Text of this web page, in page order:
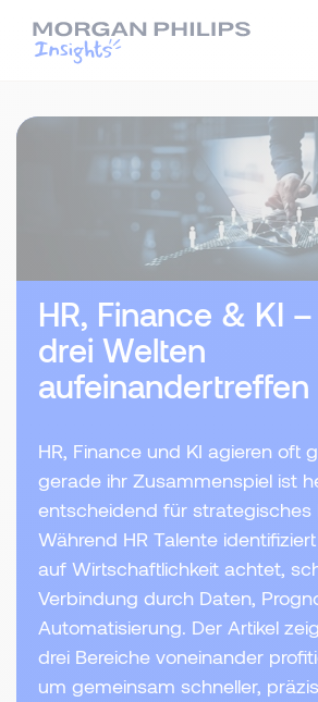
HR, Finance & KI
drei Welten
aufeinandertreffen
HR, Finance und KI agieren oft
gerade ihr Zusammenspiel ist
entscheidend für strategisches
Während HR Talente
auf Wirtschaftlichkeit achtet,
Verbindung durch Daten,
Automatisierung. Der Artikel
drei Bereiche voneinander
um gemeinsam schneller,